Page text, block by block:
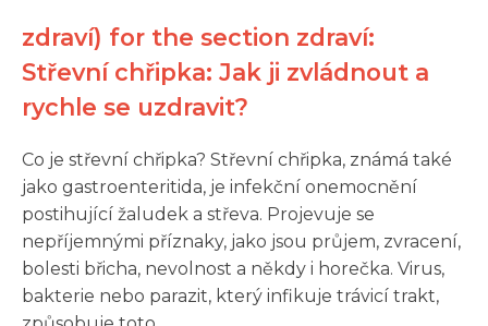
zdraví) for the section zdraví:
Střevní chřipka: Jak ji zvládnout a
rychle se uzdravit?
Co je střevní chřipka? Střevní chřipka, známá také
jako gastroenteritida, je infekční onemocnění
postihující žaludek a střeva. Projevuje se
nepříjemnými příznaky, jako jsou průjem, zvracení,
bolesti břicha, nevolnost a někdy i horečka. Virus,
bakterie nebo parazit, který infikuje trávicí trakt,